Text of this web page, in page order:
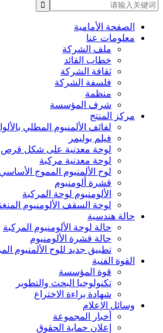
الصفحة الأمامية
معلومات عنا
ملف الشركة
خطاب القائد
ثقافة الشركة
فلسفة الشركة
منظمة
شرف المؤسسة
مركز المنتج
لفائف الألمنيوم المطلي
فيلم بوليمر
لوحة معدنية على شكل
لوحة معدنية مركبة
لوح الألمنيوم المموج الأساسي
قشرة ألومنيوم
الألومنيوم لوحة المركبة
لوحة السقف الألومنيوم
حالة هندسية
حالة لوحة الألومنيوم المركبة
حالة قشرة الألومنيوم
تطبيق جديد للوح الألمنيوم
القوة الفنية
قوة المؤسسة
تكنولوجيا البحث والتطوير
شهادة براءة الاختراع
وسائل الإعلام
أخبار المجموعة
إعلان حماية الحقوق